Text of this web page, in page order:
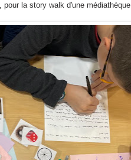
la story walk d'une médiathèque